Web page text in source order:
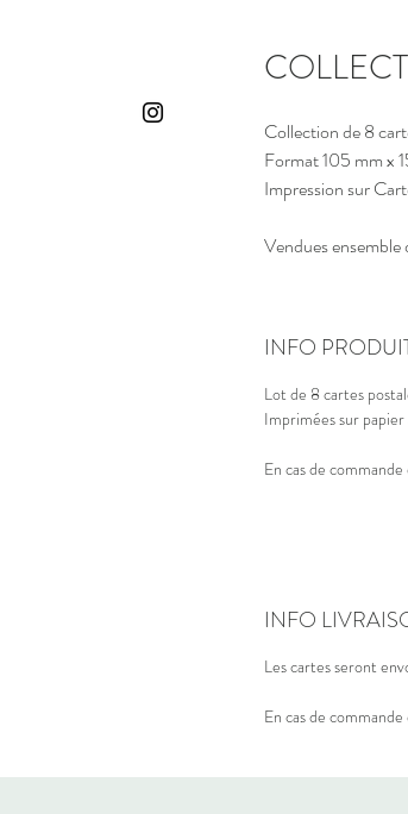
Collection de 8
Format 105 mm x
Impression sur
Vendues ensemble
INFO
Lot de 8 cartes
Imprimées sur
En cas de
INFO
Les cartes seront
En cas de